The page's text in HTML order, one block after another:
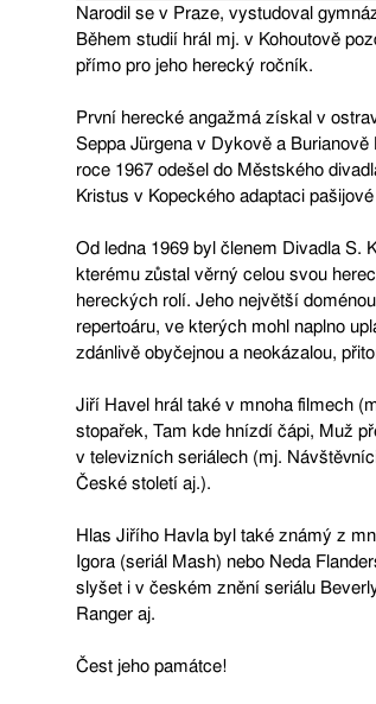
Narodil se v Praze, vystudoval
Během studií hrál mj. v Kohoutově
přímo pro jeho herecký ročník.
První herecké angažmá získal v
Seppa Jürgena v Dykově a
roce 1967 odešel do Městského
Kristus v Kopeckého adaptaci
Od ledna 1969 byl členem Divadla S.
kterému zůstal věrný celou svou
hereckých rolí. Jeho největší
repertoáru, ve kterých mohl naplno
zdánlivě obyčejnou a neokázalou,
Jiří Havel hrál také v mnoha filmech
stopařek, Tam kde hnízdí čápi, Muž
v televizních seriálech (mj.
České století aj.).
Hlas Jiřího Havla byl také známý z
Igora (seriál Mash) nebo Neda
slyšet i v českém znění seriálu
Ranger aj.
Čest jeho památce!